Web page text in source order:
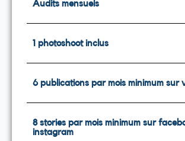
Audits mensuels
1 photoshoot inclus
6 publications par mois minimum sur
8 stories par mois minimum sur
instagram